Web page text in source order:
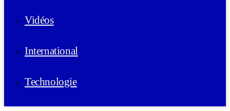
Vidéos
International
Technologie